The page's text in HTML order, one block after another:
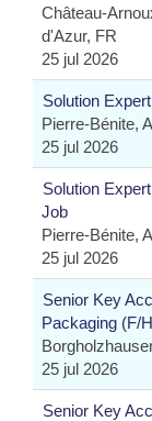
Château-
d'Azur, FR
25 jul 2026
Solution
Pierre-Bénite,
25 jul 2026
Solution
Job
Pierre-Bénite,
25 jul 2026
Senior Key
Packaging (F/
25 jul 2026
Senior Key